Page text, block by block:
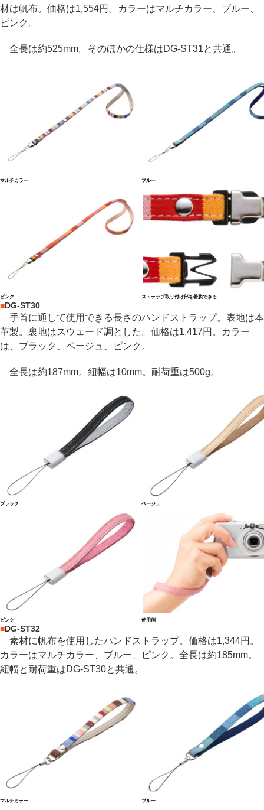
材は帆布。価格は1,554円。カラーはマルチカラー、ブルー、
ピンク。
全長は約525mm。そのほかの仕様はDG-ST31と共通。
マルチカラー ブルー
ピンク ストラップ取り付け部を着脱できる
■DG-ST30
手首に通して使用できる長さのハンドストラップ。表地は本
革製。裏地はスウェード調とした。価格は1,417円。カラー
は、ブラック、ベージュ、ピンク。
全長は約187mm。紐幅は10mm。耐荷重は500g。
ブラック ベージュ
ピンク 使用例
■DG-ST32
素材に帆布を使用したハンドストラップ。価格は1,344円。
カラーはマルチカラー、ブルー、ピンク。全長は約185mm。
紐幅と耐荷重はDG-ST30と共通。
マルチカラー ブルー